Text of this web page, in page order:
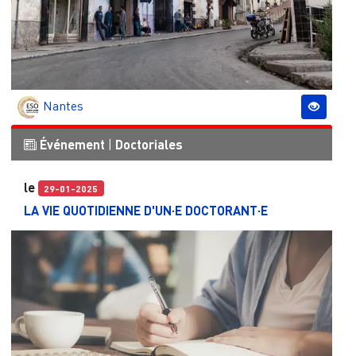
Nantes
Événement | Doctoriales
le 29-01-2025
LA VIE QUOTIDIENNE D'UN·E DOCTORANT·E